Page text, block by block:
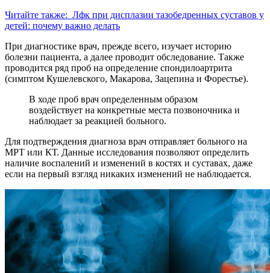
Читайте также: Лфк при дисплазии тазобедренных суставов у
детей: почему важно делать
При диагностике врач, прежде всего, изучает историю
болезни пациента, а далее проводит обследование. Также
проводится ряд проб на определение спондилоартрита
(симптом Кушелевского, Макарова, Зацепина и Форестье).
В ходе проб врач определенным образом
воздействует на конкретные места позвоночника и
наблюдает за реакцией больного.
Для подтверждения диагноза врач отправляет больного на
МРТ или КТ. Данные исследования позволяют определить
наличие воспалений и изменений в костях и суставах, даже
если на первый взгляд никаких изменений не наблюдается.